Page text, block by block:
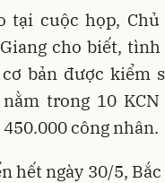
tại cuộc họp,
cho biết,
bản được kiểm
trong 10
công nhân.
hết ngày 30/5,